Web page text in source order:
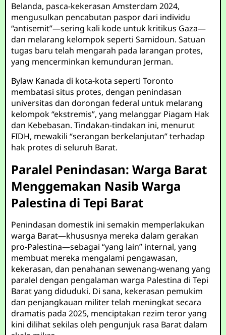
Belanda, pasca-kekerasan Amsterdam 2024,
mengusulkan pencabutan paspor dari individu
“antisemit”—sering kali kode untuk kritikus Gaza—
dan melarang kelompok seperti Samidoun. Satuan
tugas baru telah mengarah pada larangan protes,
yang mencerminkan kemunduran Jerman.
Bylaw Kanada di kota-kota seperti Toronto
membatasi situs protes, dengan penindasan
universitas dan dorongan federal untuk melarang
kelompok “ekstremis”, yang melanggar Piagam Hak
dan Kebebasan. Tindakan-tindakan ini, menurut
FIDH, mewakili “serangan berkelanjutan” terhadap
hak protes di seluruh Barat.
Paralel Penindasan: Warga Barat
Menggemakan Nasib Warga
Palestina di Tepi Barat
Penindasan domestik ini semakin memperlakukan
warga Barat—khususnya mereka dalam gerakan
pro-Palestina—sebagai “yang lain” internal, yang
membuat mereka mengalami pengawasan,
kekerasan, dan penahanan sewenang-wenang yang
paralel dengan pengalaman warga Palestina di Tepi
Barat yang diduduki. Di sana, kekerasan pemukim
dan penjangkauan militer telah meningkat secara
dramatis pada 2025, menciptakan rezim teror yang
kini dilihat sekilas oleh pengunjuk rasa Barat dalam